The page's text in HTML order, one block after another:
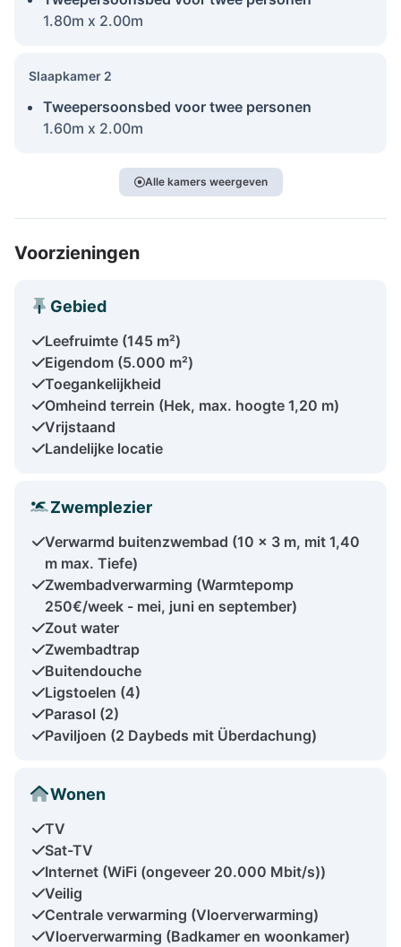
1.80m x 2.00m
Slaapkamer 2
Tweepersoonsbed voor twee personen
1.60m x 2.00m
Alle kamers weergeven
Voorzieningen
Gebied
Leefruimte (145 m²)
Eigendom (5.000 m²)
Toegankelijkheid
Omheind terrein (Hek, max. hoogte 1,20 m)
Vrijstaand
Landelijke locatie
Zwemplezier
Verwarmd buitenzwembad (10 x 3 m, mit 1,40
m max. Tiefe)
Zwembadverwarming (Warmtepomp
250€/week - mei, juni en september)
Zout water
Zwembadtrap
Buitendouche
Ligstoelen (4)
Parasol (2)
Paviljoen (2 Daybeds mit Überdachung)
Wonen
TV
Sat-TV
Internet (WiFi (ongeveer 20.000 Mbit/s))
Veilig
Centrale verwarming (Vloerverwarming)
Vloerverwarming (Badkamer en woonkamer)